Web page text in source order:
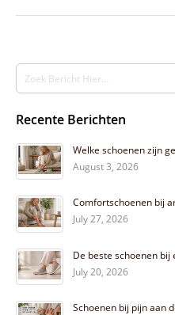
Search
Recente Berichten
Welke schoenen zijn
August 3, 2026
Comfortschoenen bij
July 27, 2026
De beste schoenen bij
July 20, 2026
Schoenen bij pijn aan